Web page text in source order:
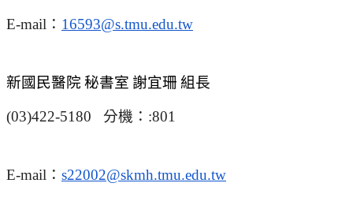
E-mail ： 16593@s.tmu.edu.tw
新國民醫院 秘書室 謝宜珊 組長
(03)422-5180 分機： :801
E-mail ： s22002@skmh.tmu.edu.tw